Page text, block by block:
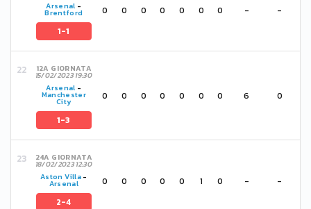
Arsenal -
Brentford
1-1
0 0 0 0 0 0 0 - -
12A GIORNATA
15/02/2023 19:30
Arsenal -
Manchester
City
1-3
0 0 0 0 0 0 0 6 0
24A GIORNATA
18/02/2023 12:30
Aston Villa-
Arsenal
2-4
0 0 0 0 0 1 0 - -